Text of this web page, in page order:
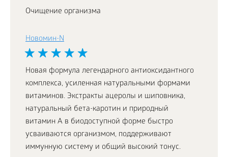
Очищение организма
Новомин-N
Новая формула легендарного антиоксидантного
комплекса, усиленная натуральными формами
витаминов. Экстракты ацеролы и шиповника,
натуральный бета-каротин и природный
витамин А в биодоступной форме быстро
усваиваются организмом, поддерживают
иммунную систему и общий высокий тонус.